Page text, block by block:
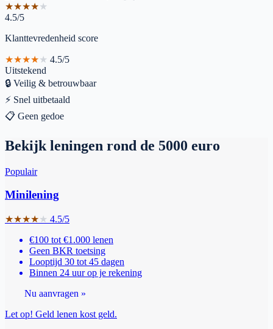
★★★★★
4.5/5
Klanttevredenheid score
★★★★★ 4.5/5
Uitstekend
🔒 Veilig & betrouwbaar
⚡ Snel uitbetaald
📋 Geen gedoe
Bekijk leningen rond de 5000 euro
Populair
Minilening
★★★★★ 4.5/5
€100 tot €1.000 lenen
Geen BKR toetsing
Looptijd 30 tot 45 dagen
Binnen 24 uur op je rekening
Nu aanvragen »
Let op! Geld lenen kost geld.